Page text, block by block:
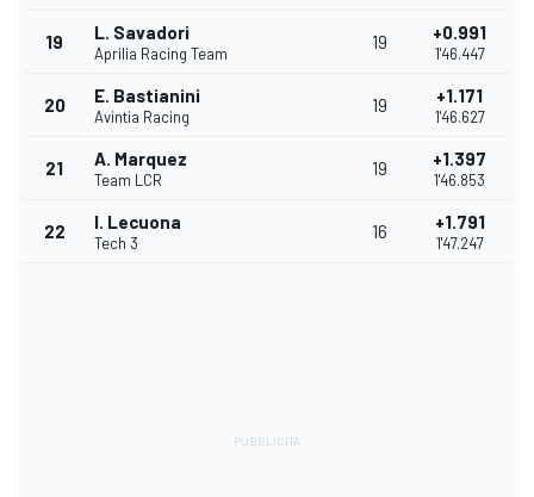
19 L. Savadori
Aprilia Racing Team
19 +0.991
1'46.447
20 E. Bastianini
Avintia Racing
19 +1.171
1'46.627
21 A. Marquez
Team LCR
19 +1.397
1'46.853
22 I. Lecuona
Tech 3
16 +1.791
1'47.247